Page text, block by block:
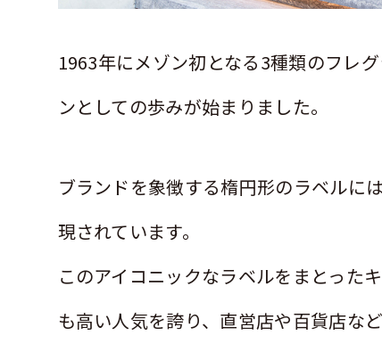
1963年にメゾン初となる3種類のフレ
ンとしての歩みが始まりました。
ブランドを象徴する楕円形のラベルに
現されています。
このアイコニックなラベルをまとった
も高い人気を誇り、直営店や百貨店な